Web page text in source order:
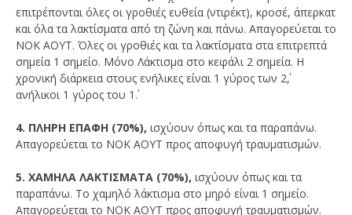
επιτρέπονται όλες οι γροθιές ευθεία (ντιρέκτ), κροσέ, άπερκατ
και όλα τα λακτίσματα από τη ζώνη και πάνω. Απαγορεύεται το
ΝΟΚ ΑΟΥΤ. Όλες οι γροθιές και τα λακτίσματα στα επιτρεπτά
σημεία 1 σημείο. Μόνο Λάκτισμα στο κεφάλι 2 σημεία. Η
χρονική διάρκεια στους ενήλικες είναι 1 γύρος των 2΄,
ανήλικοι 1 γύρος του 1΄.
4. ΠΛΗΡΗ ΕΠΑΦΗ (70%), ισχύουν όπως και τα παραπάνω.
Απαγορεύεται το ΝΟΚ ΑΟΥΤ προς αποφυγή τραυματισμών.
5. ΧΑΜΗΛΑ ΛΑΚΤΙΣΜΑΤΑ (70%), ισχύουν όπως και τα
παραπάνω. Tο χαμηλό λάκτισμα στο μηρό είναι 1 σημείο.
Απαγορεύεται το ΝΟΚ ΑΟΥΤ προς αποφυγή τραυματισμών.